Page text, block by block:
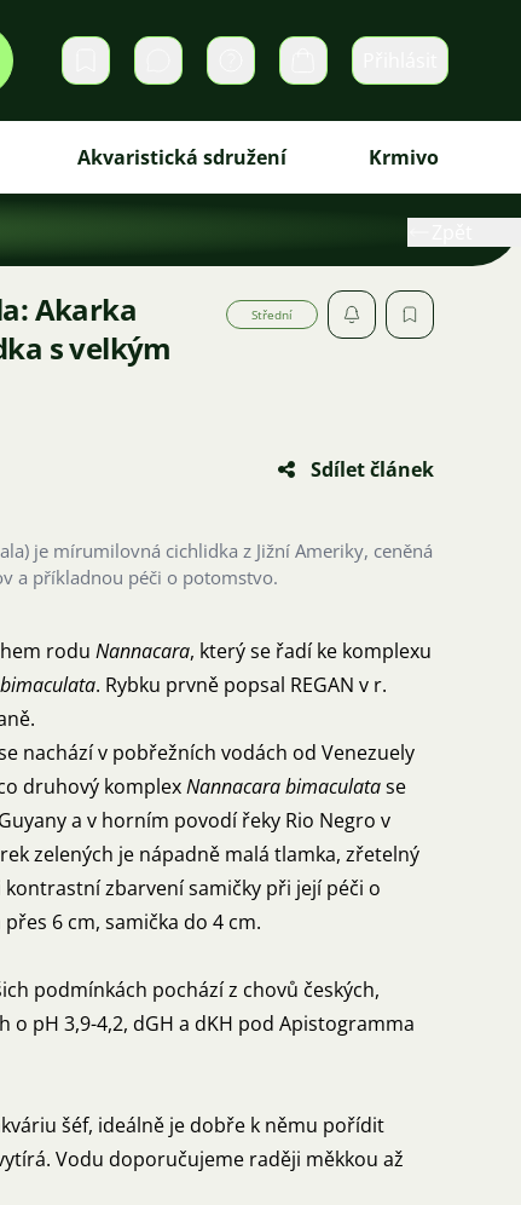
Soukromé zprávy Košík
Akvaristická sdružení Krmivo
Akarka
s velkým
Střední
Sdílet článek
je mírumilovná cichlidka z Jižní Ameriky, ceněná
a příkladnou péči o potomstvo.
rodu Nannacara, který se řadí ke komplexu
. Rybku prvně popsal REGAN v r.
nachází v pobřežních vodách od Venezuely
druhový komplexNannacara bimaculatase
a v horním povodí řeky Rio Negro v
zelených je nápadně malá tlamka, zřetelný
zbarvení samičky při její péči o
6 cm, samička do 4 cm.
podmínkách pochází z chovů českých,
o pH 3,9-4,2, dGH a dKH pod Apistogramma
šéf, ideálně je dobře k němu pořídit
Vodu doporučujeme raději měkkou až